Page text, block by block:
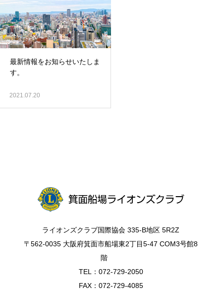
最新情報をお知らせいたしま
す。
2021.07.20
ライオンズクラブ国際協会 335-B地区 5R2Z
〒562-0035 大阪府箕面市船場東2丁目5-47 COM3号館8
階
TEL：072-729-2050
FAX：072-729-4085